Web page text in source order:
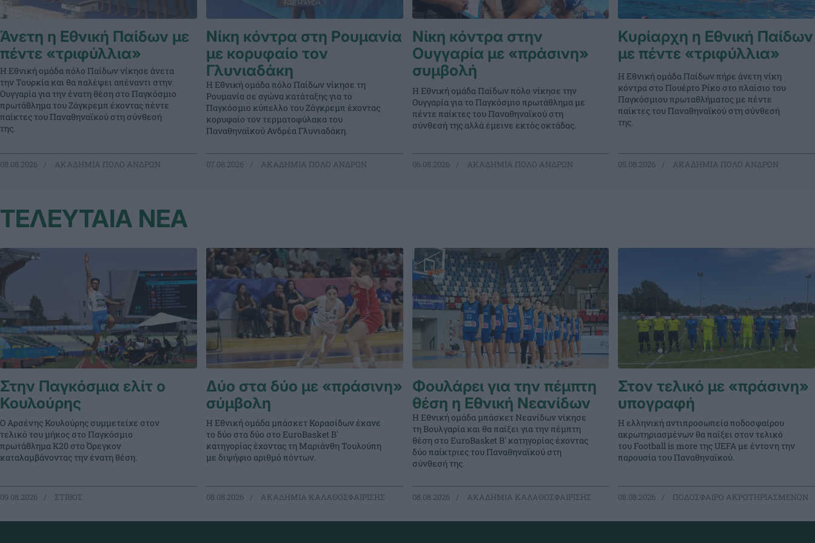
Άνετη η Εθνική Παίδων με
πέντε «τριφύλλια»
Η Εθνική ομάδα πόλο Παίδων νίκησε άνετα
την Τουρκία και θα παλέψει απέναντι στην
Ουγγαρία για την ένατη θέση στο Παγκόσμιο
πρωτάθλημα του Ζάγκρεμπ έχοντας πέντε
παίκτες του Παναθηναϊκού στη σύνθεσή
της.
08.08.2026 ΑΚΑΔΗΜΙΑ ΠΟΛΟ ΑΝΔΡΩΝ
Νίκη κόντρα στη Ρουμανία
με κορυφαίο τον
Γλυνιαδάκη
Η Εθνική ομάδα πόλο Παίδων νίκησε τη
Ρουμανία σε αγώνα κατάταξης για το
Παγκόσμιο κύπελλο του Ζάγκρεμπ έχοντας
κορυφαίο τον τερματοφύλακα του
Παναθηναϊκού Ανδρέα Γλυνιαδάκη.
07.08.2026 ΑΚΑΔΗΜΙΑ ΠΟΛΟ ΑΝΔΡΩΝ
Νίκη κόντρα στην
Ουγγαρία με «πράσινη»
συμβολή
Η Εθνική ομάδα Παίδων πόλο νίκησε την
Ουγγαρία για το Παγκόσμιο πρωτάθλημα με
πέντε παίκτες του Παναθηναϊκού στη
σύνθεσή της αλλά έμεινε εκτός οκτάδας.
06.08.2026 ΑΚΑΔΗΜΙΑ ΠΟΛΟ ΑΝΔΡΩΝ
Κυρίαρχη η Εθνική Παίδων
με πέντε «τριφύλλια»
Η Εθνική ομάδα Παίδων πήρε άνετη νίκη
κόντρα στο Πουέρτο Ρίκο στο πλαίσιο του
Παγκόσμιου πρωταθλήματος με πέντε
παίκτες του Παναθηναϊκού στη σύνθεσή
της.
05.08.2026 ΑΚΑΔΗΜΙΑ ΠΟΛΟ ΑΝΔΡΩΝ
ΤΕΛΕΥΤΑΙΑ ΝΕΑ
Στην Παγκόσμια ελίτ ο
Κουλούρης
Ο Αρσένης Κουλούρης συμμετείχε στον
τελικό του μήκος στο Παγκόσμιο
πρωτάθλημα Κ20 στο Όρεγκον
καταλαμβάνοντας την ένατη θέση.
09.08.2026 ΣΤΙΒΟΣ
Δύο στα δύο με «πράσινη»
σύμβολη
Η Εθνική ομάδα μπάσκετ Κορασίδων έκανε
το δύο στα δύο στο EuroBasket Β'
κατηγορίας έχοντας τη Μαριάνθη Τουλούπη
με διψήφιο αριθμό πόντων.
08.08.2026 ΑΚΑΔΗΜΙΑ ΚΑΛΑΘΟΣΦΑΙΡΙΣΗΣ
Φουλάρει για την πέμπτη
θέση η Εθνική Νεανίδων
Η Εθνική ομάδα μπάσκετ Νεανίδων νίκησε
τη Βουλγαρία και θα παίξει για την πέμπτη
θέση στο EuroBasket Β' κατηγορίας έχοντας
δύο παίκτριες του Παναθηναϊκού στη
σύνθεσή της.
08.08.2026 ΑΚΑΔΗΜΙΑ ΚΑΛΑΘΟΣΦΑΙΡΙΣΗΣ
Στον τελικό με «πράσινη»
υπογραφή
Η ελληνική αντιπροσωπεία ποδοσφαίρου
ακρωτηριασμένων θα παίξει στον τελικό
του Football is more της UEFA με έντονη την
παρουσία του Παναθηναϊκού.
08.08.2026 ΠΟΔΟΣΦΑΙΡΟ ΑΚΡΩΤΗΡΙΑΣΜΕΝΩΝ